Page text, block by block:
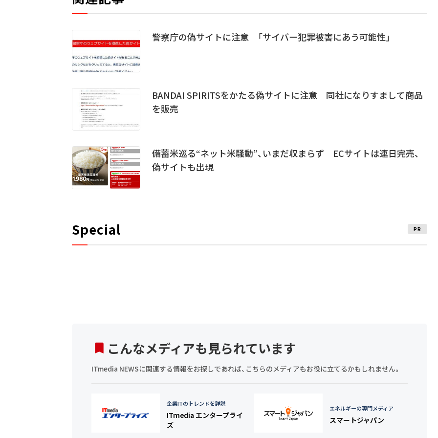
警察庁の偽サイトに注意 「サイバー犯罪被害にあう可能性」
BANDAI SPIRITSをかたる偽サイトに注意 同社になりすまして商品
を販売
備蓄米巡る“ネット米騒動”、いまだ収まらず ECサイトは連日完売、
偽サイトも出現
Special PR
こんなメディアも見られています
ITmedia NEWSに関連する情報をお探しであれば、こちらのメディアもお役に立てるかもしれません。
企業ITのトレンドを詳説
ITmedia エンタープライ
ズ
エネルギーの専門メディア
スマートジャパン